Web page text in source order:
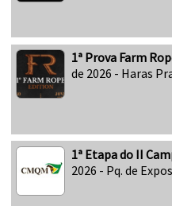
1ª Prova Farm
de 2026 - Haras
1ª Etapa do II
2026 - Pq. de